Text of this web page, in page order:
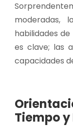
moderadas,
habilidades
es clave; las
capacidades
Tiempo